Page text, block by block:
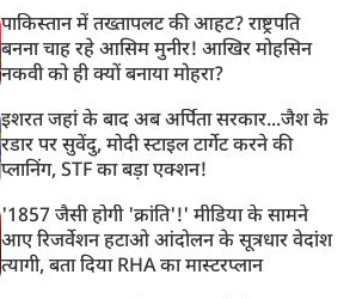
पाकिस्तान में तख्तापलट की आहट? राष्ट्रपति
बनना चाह रहे आसिम मुनीर! आखिर मोहसिन
नकवी को ही क्यों बनाया मोहरा?
इशरत जहां के बाद अब अर्पिता सरकार...जैश के
रडार पर सुवेंदु, मोदी स्टाइल टार्गेट करने की
प्लानिंग, STF का बड़ा एक्शन!
'1857 जैसी होगी 'क्रांति'!' मीडिया के सामने
आए रिजर्वेशन हटाओ आंदोलन के सूत्रधार वेदांश
त्यागी, बता दिया RHA का मास्टरप्लान